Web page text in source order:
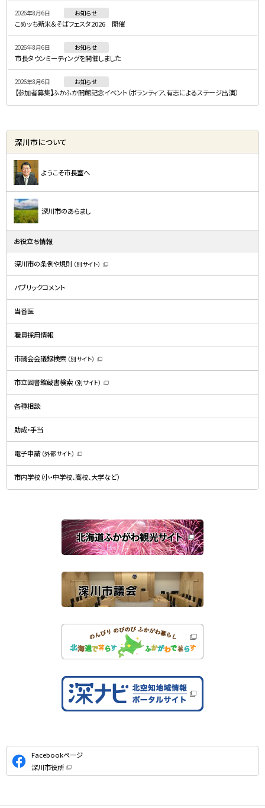
ュ
ー
2026年8月6日 お知らせ
こめッち新米＆そばフェスタ2026 開催
2026年8月6日 お知らせ
市長タウンミーティングを開催しました
2026年8月6日 お知らせ
【参加者募集】ふかふか開館記念イベント（ボランティア、有志によるステージ出演）
深川市について
ようこそ市長室へ
深川市のあらまし
お役立ち情報
深川市の条例や規則 （別サイト）
新
ン
で
す
）
パブリックコメント
当番医
職員採用情報
市議会会議録検索 （別サイト）
新
規
ウ
ン
で
す
市立図書館蔵書検索 （別サイト）
新
ン
で
す
）
各種相談
助成・手当
電子申請 （外部サイト）
新
規
ウ
ン
開
き
ま
す
）
市内学校（小・中学校、高校、大学など）
公
式
S
Facebookページ
深川市役所
（